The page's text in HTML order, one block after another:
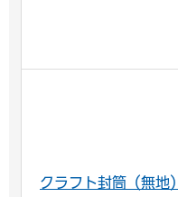
クラフト封筒（無地）